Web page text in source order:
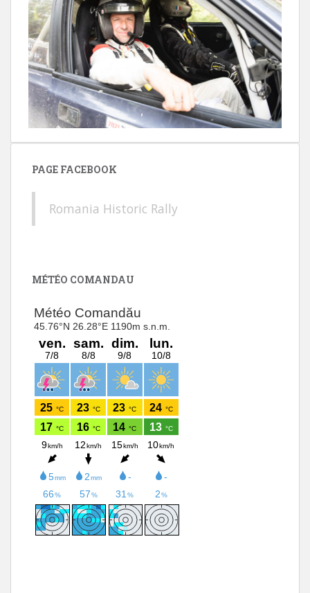
PAGE FACEBOOK
Romania Historic Rally
MÉTÉO COMANDAU